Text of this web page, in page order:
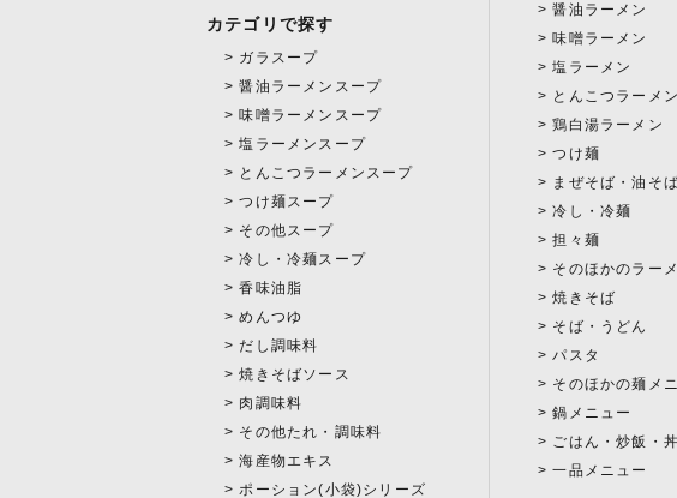
カテゴリで探す
ガラスープ
醤油ラーメンスープ
味噌ラーメンスープ
塩ラーメンスープ
とんこつラーメンスープ
つけ麺スープ
その他スープ
冷し・冷麺スープ
香味油脂
めんつゆ
だし調味料
焼きそばソース
肉調味料
その他たれ・調味料
海産物エキス
ポーション(小袋)シリーズ
醤油ラーメン
味噌ラーメン
塩ラーメン
とんこつラーメン
鶏白湯ラーメン
つけ麺
まぜそば・油そば
冷し・冷麺
担々麺
そのほかのラー
焼きそば
そば・うどん
パスタ
そのほかの麺メ
鍋メニュー
ごはん・炒飯・丼
一品メニュー